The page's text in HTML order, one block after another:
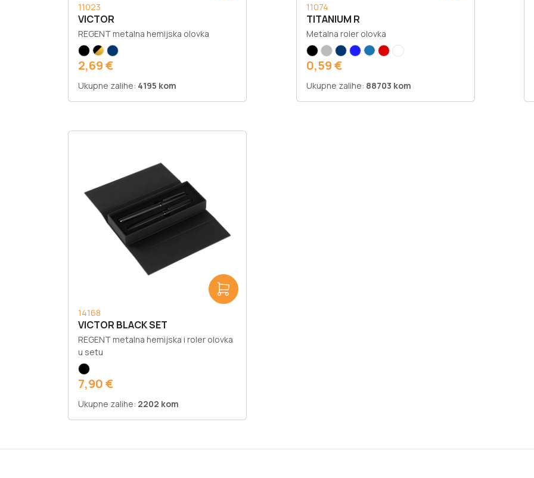
11023
VICTOR
REGENT metalna hemijska olovka
2,69 €
Ukupne zalihe: 4195 kom
11074
TITANIUM R
Metalna roler olovka
0,59 €
Ukupne zalihe: 88703 kom
14168
VICTOR BLACK SET
REGENT metalna hemijska i roler olovka
u setu
7,90 €
Ukupne zalihe: 2202 kom